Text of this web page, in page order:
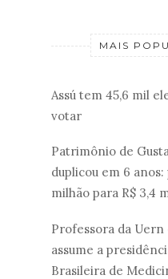
MAIS
Assú tem 45,6 mil
votar
Patrimônio de
duplicou em 6 anos:
milhão para R$ 3,4
Professora da Uern
assume a
Brasileira de